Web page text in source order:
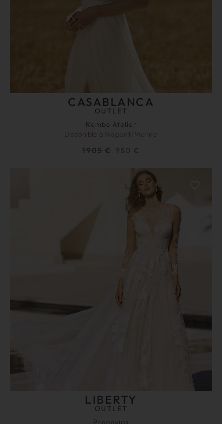
CASABLANCA
OUTLET
Rembo Atelier
Disponible à Nogent/Marne
1905€ 950 €
LIBERTY
OUTLET
Pronovias